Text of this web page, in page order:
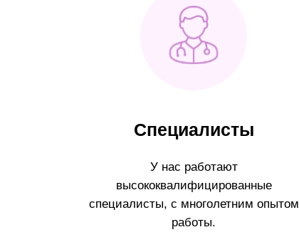
Специалисты
У нас работают
высококвалифицированные
специалисты, с многолетним опытом
работы.